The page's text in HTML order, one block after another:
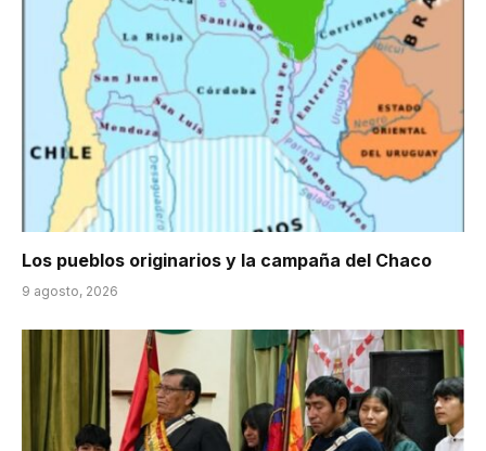
Los pueblos originarios y la campaña del Chaco
9 agosto, 2026